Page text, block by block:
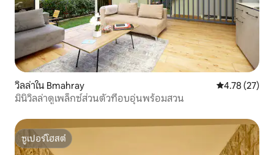
วิลล่าใน Bmahray คะแนนเฉลี่ย
4.78 (27)
มินิวิลล่าดูเพล็กซ์ส่วนตัวที่อบอุ่นพร้อมสวน
ซูเปอร์โฮสต์
ซูเปอร์โฮสต์